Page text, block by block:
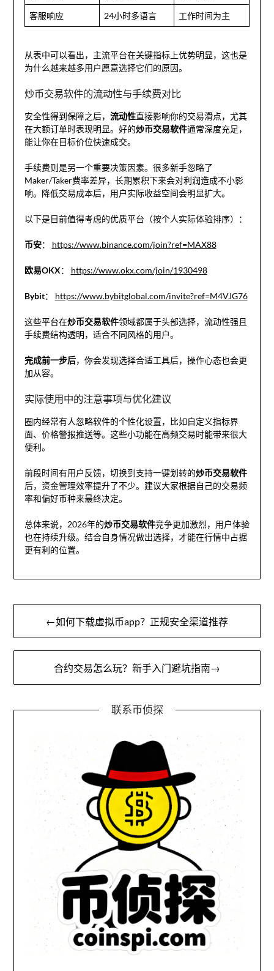
客服响应 24小时多语言 工作时间为主
从表中可以看出，主流平台在关键指标上优势明显，这也是
为什么越来越多用户愿意选择它们的原因。
炒币交易软件的流动性与手续费对比
安全性得到保障之后， 流动性直接影响你的交易滑点，尤其
在大额订单时表现明显。好的炒币交易软件通常深度充足，
能让你在目标价位快速成交。
手续费则是另一个重要决策因素。很多新手忽略了
Maker/Taker费率差异，长期累积下来会对利润造成不小影
响。降低交易成本后，用户实际收益空间会明显扩大。
以下是目前值得考虑的优质平台（按个人实际体验排序）：
币安： https://www.binance.com/join?ref=MAX88
欧易OKX： https://www.okx.com/join/1930498
Bybit： https://www.bybitglobal.com/invite?ref=M4VJG76
这些平台在炒币交易软件领域都属于头部选择，流动性强且
手续费结构透明，适合不同风格的用户。
完成前一步后，你会发现选择合适工具后，操作心态也会更
加从容。
实际使用中的注意事项与优化建议
圈内经常有人忽略软件的个性化设置，比如自定义指标界
面、价格警报推送等。这些小功能在高频交易时能带来很大
便利。
前段时间有用户反馈，切换到支持一键划转的炒币交易软件
后，资金管理效率提升了不少。建议大家根据自己的交易频
率和偏好币种来最终决定。
总体来说，2026年的炒币交易软件竞争更加激烈，用户体验
也在持续升级。结合自身情况做出选择，才能在行情中占据
更有利的位置。
文
章
导
航
←如何下载虚拟币app？正规安全渠道推荐
合约交易怎么玩？新手入门避坑指南→
联系币侦探